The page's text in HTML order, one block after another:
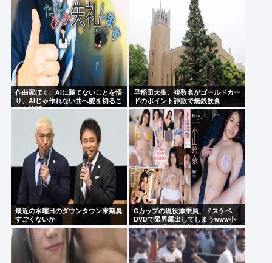
【プロレス】長州小力 西口DXプロレス8月大会でリ
ング復帰 対戦相手はクロちゃん 道交法違反の疑いも
不起訴に
元フジTV渡邉渚「悪いのは全部中居正広！」
ももち、かつて中居くんに「いいべ」と思われてい
た
Powered by livedoor 相互RSS
作曲家ぼく、AIに勝てないことを悟
り、AIじゃ作れない曲へ舵を切るこ
とを決断
早稲田大生、複数名がゴールドカー
ドのポイント詐欺で無銭飲食
最近の水曜日のダウンタウン末期臭
すごくないか
Gカップの現役添乗員、ドスケベ
DVDで限界露出してしまうwww小
山玲奈、手ぶらや極小ビキニで大放
出！！新作「聖なる山」の動画＆画
像まとめ！